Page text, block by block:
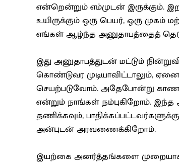
என்றென்றும் எம்முடன்
உயிருக்கும் ஒரு பெயர், ஒரு
எங்கள் ஆழ்ந்த அனுதாபத்தைத்
இது அனுதாபத்துடன் மட்டும்
கொண்டுவர முடியாவிட்டாலும்,
செயற்படுவோம். அதேபோன்று
என்றும் நாங்கள் நம்புகிறோம்.
தணிக்கவும்,
அன்புடன் அரவணைக்கிறோம்.
இயற்கை அனர்த்தங்களை முறையாக